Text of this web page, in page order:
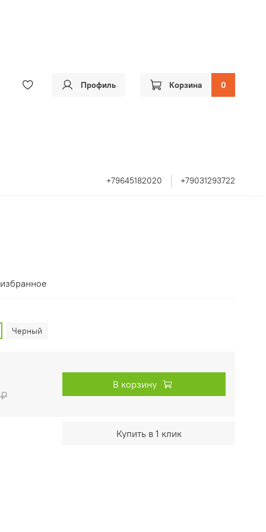
Профиль Корзина 0
+79645182020 +79031293722
Черный
В корзину
Купить в 1 клик